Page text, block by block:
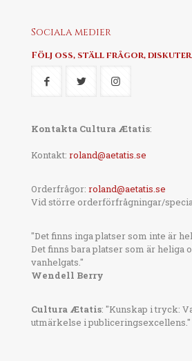
Sociala medier
Följ oss, ställ frågor,
Kontakta Cultura Ætatis:
Kontakt: roland@aetatis.se
Orderfrågor: roland@aetatis.se
Vid större orderförfrågningar/
"Det finns inga platser som inte är
Det finns bara platser som är heliga
vanhelgats."
Wendell Berry
Cultura Ætatis: "Kunskap i tryck:
utmärkelse i publiceringsexcellens."